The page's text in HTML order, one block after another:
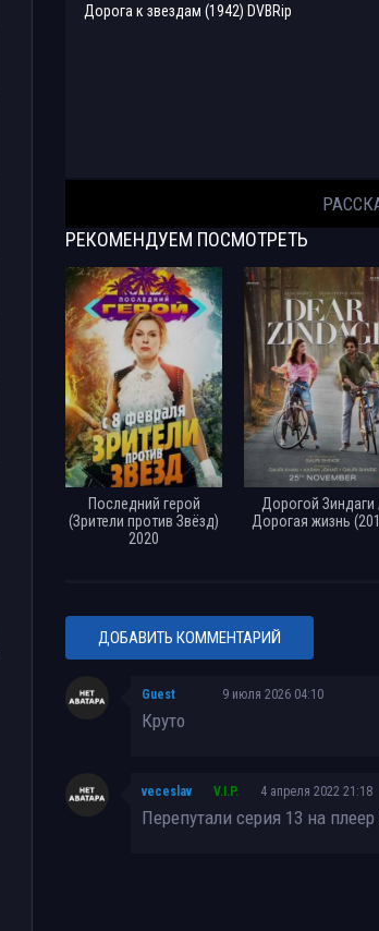
Дорога к звездам (1942) DVBRip
РЕКОМЕНДУЕМ ПОСМОТРЕТЬ
Последний герой
(Зрители против Звёзд)
2020
Дорогой Зиндаги
Дорогая жизнь
ДОБАВИТЬ КОММЕНТАРИЙ
Guest 9 июля 2026 04:10
Круто
veceslav V.I.P. 4 апреля 2022 21:18
Перепутали серия 13 на плеер